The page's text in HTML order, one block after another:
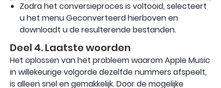
Zodra het conversieproces is voltooid, selecteert
u het menu Geconverteerd hierboven en
downloadt u de resulterende bestanden.
Deel 4. Laatste woorden
Het oplossen van het probleem waarom Apple Music
in willekeurige volgorde dezelfde nummers afspeelt,
is alleen snel en gemakkelijk. Door de mogelijke